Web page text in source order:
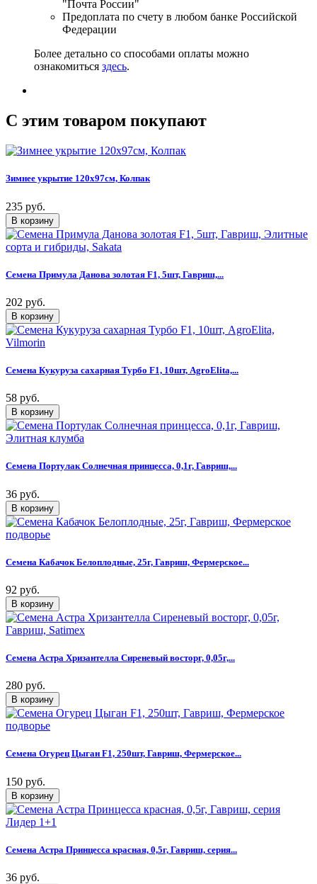
"Почта России"
Предоплата по счету в любом банке Российской
Федерации
Более детально со способами оплаты можно
ознакомиться здесь.
C этим товаром покупают
Зимнее укрытие 120х97см, Колпак
235 руб.
Семена Примула Данова золотая F1, 5шт, Гавриш,...
202 руб.
Семена Кукуруза сахарная Турбо F1, 10шт, AgroElita,...
58 руб.
Семена Портулак Солнечная принцесса, 0,1г, Гавриш,...
36 руб.
Семена Кабачок Белоплодные, 25г, Гавриш, Фермерское...
92 руб.
Семена Астра Хризантелла Сиреневый восторг, 0,05г,...
280 руб.
Семена Огурец Цыган F1, 250шт, Гавриш, Фермерское...
150 руб.
Семена Астра Принцесса красная, 0,5г, Гавриш, серия...
36 руб.